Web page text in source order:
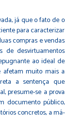
já que o fato de o
para caracterizar
compras e vendas
de desvirtuamentos
ao ideal de
muito mais a
a sentença que
presume-se a prova
documento público,
concretos, a má-